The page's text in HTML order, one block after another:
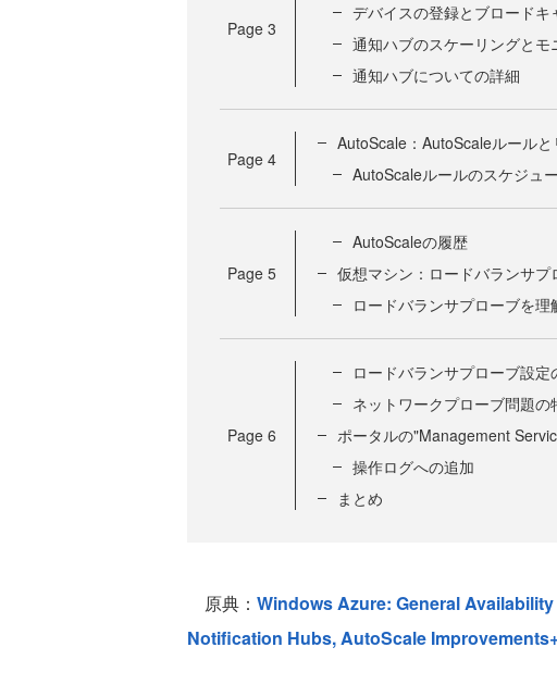
Page 3
デバイスの登録とブロードキ
通知ハブのスケーリングとモ
通知ハブについての詳細
Page 4
AutoScale：AutoScaleルール
AutoScaleルールのスケジュ
Page 5
AutoScaleの履歴
仮想マシン：ロードバランサプ
ロードバランサプローブを理
Page 6
ロードバランサプローブ設定
ネットワークプローブ問題の
ポータルの"Management
操作ログへの追加
まとめ
原典： Windows Azure: General
Notification Hubs, AutoScale